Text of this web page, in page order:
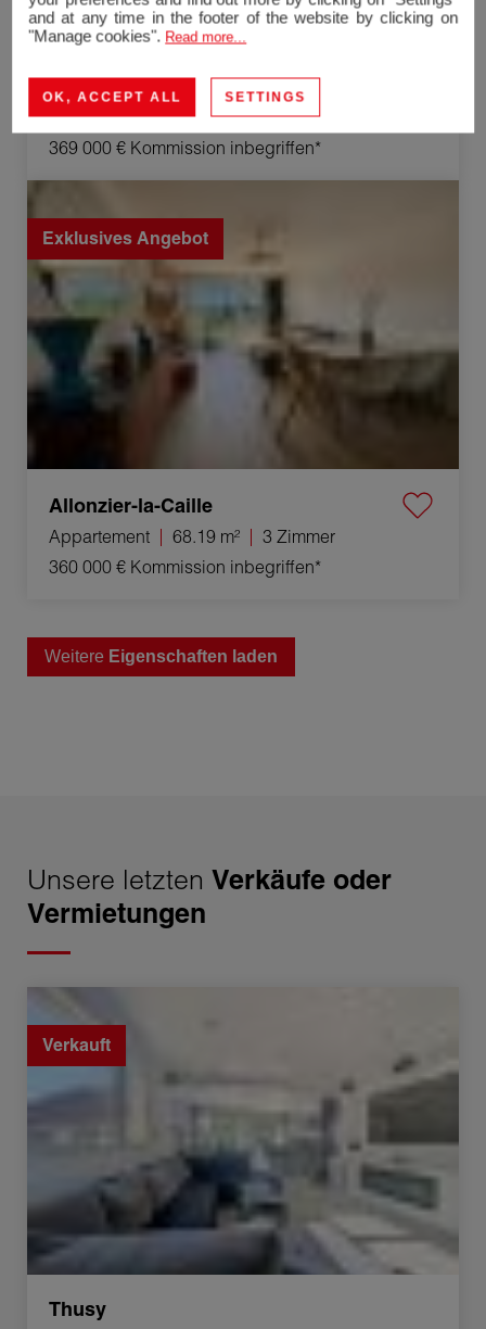
Chilly
Appartement 83.83 m²
4 Zimmer
369 000 € Kommission inbegriffen*
Verkauf Appartement Allonzier-la-Caille 3 Zimmer
68.19 m²
Exklusives Angebot
Allonzier-la-Caille
Appartement 68.19 m²
3 Zimmer
360 000 € Kommission inbegriffen*
Weitere Eigenschaften laden
Unsere letzten Verkäufe oder
Vermietungen
Verkauf Haus Thusy 5 Zimmer 122 m²
Verkauft
Thusy
and at any time in the footer of the website by clicking on
"Manage cookies". Read more...
OK, ACCEPT ALL SETTINGS